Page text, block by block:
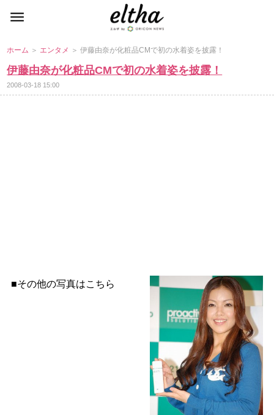
ホーム ＞ エンタメ ＞ 伊藤由奈が化粧品CMで初の水着姿を披露！
伊藤由奈が化粧品CMで初の水着姿を披露！
2008-03-18 15:00
■その他の写真はこちら